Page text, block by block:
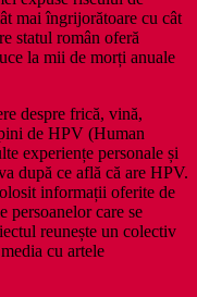
mai îngrijorătoare cu cât
statul român oferă
la mii de morți anuale
despre frică, vină,
de HPV (Human
experiențe personale și
după ce află că are HPV.
informații oferite de
persoanelor care se
reunește un colectiv
cu artele